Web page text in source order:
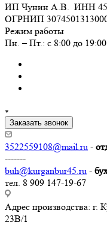
ИП Чунин А.В. ИНН
ОГРНИП
Режим работы
Пн. – Пт.: с 8:00 до 19:00
Заказать звонок
3522559108@mail.ru -
-------
buh@kurganbur45.ru -
тел. 8 909 147-19-67
Адрес производства: г.
23В/1